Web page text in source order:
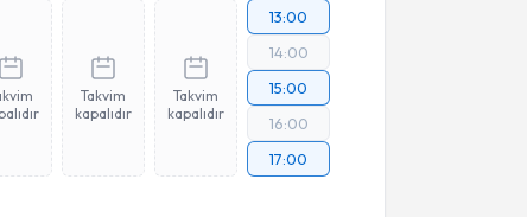
Takvim
kapalıdır
Takvim
kapalıdır
13:00
14:00
15:00
16:00
17:00